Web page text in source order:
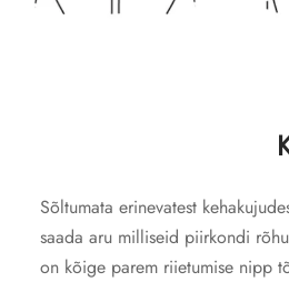
Sõltumata erinevatest
saada aru milliseid piirkondi
on kõige parem riietumise nipp